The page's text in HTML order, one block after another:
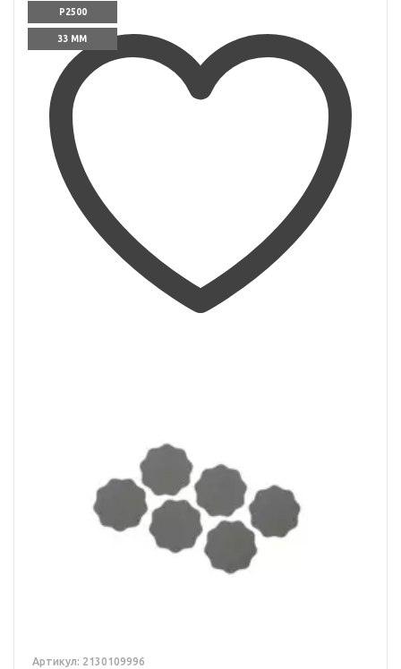
P2500
33 ММ
Артикул: 2130109996